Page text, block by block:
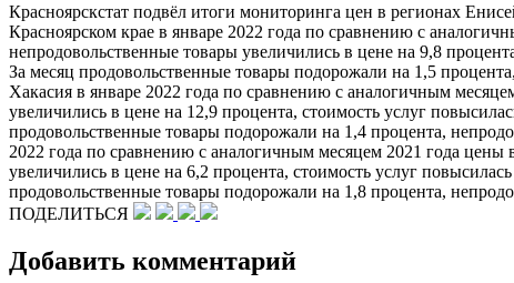
Красноярскстат подвёл итоги мониторинга цен в регионах
Красноярском крае в январе 2022 года по сравнению с
непродовольственные товары увеличились в цене на 9,8
За месяц продовольственные товары подорожали на 1,5
Хакасия в январе 2022 года по сравнению с аналогичным
увеличились в цене на 12,9 процента, стоимость услуг
продовольственные товары подорожали на 1,4 процента,
2022 года по сравнению с аналогичным месяцем 2021 года
увеличились в цене на 6,2 процента, стоимость услуг
продовольственные товары подорожали на 1,8 процента,
ПОДЕЛИТЬСЯ
Добавить комментарий